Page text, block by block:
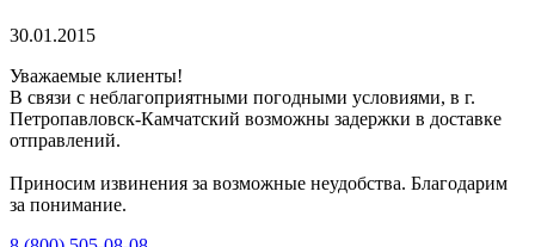
30.01.2015
Уважаемые клиенты!
В связи с неблагоприятными погодными условиями, в г.
Петропавловск-Камчатский возможны задержки в доставке
отправлений.
Приносим извинения за возможные неудобства. Благодарим
за понимание.